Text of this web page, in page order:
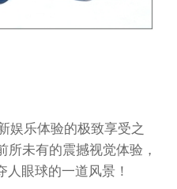
娱乐体验的极致享受之
未有的震撼视觉体验，
人眼球的一道风景！